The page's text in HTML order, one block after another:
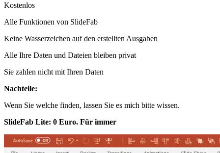
Kostenlos
Alle Funktionen von SlideFab
Keine Wasserzeichen auf den erstellten Ausgaben
Alle Ihre Daten und Dateien bleiben privat
Sie zahlen nicht mit Ihren Daten
Nachteile:
Wenn Sie welche finden, lassen Sie es mich bitte wissen.
SlideFab Lite: 0 Euro. Für immer